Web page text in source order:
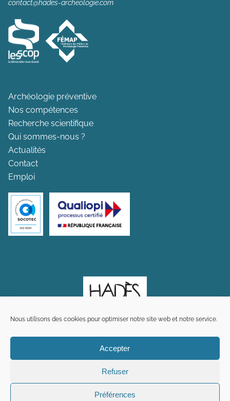
Nous utilisons des cookies pour optimiser notre site web et notre service.
Accepter
Refuser
Préférences
contact@hades-archeologie.com
Archéologie préventive
Nos compétences
Recherche scientifique
Qui sommes-nous ?
Actualités
Contact
Emploi
Mentions légales